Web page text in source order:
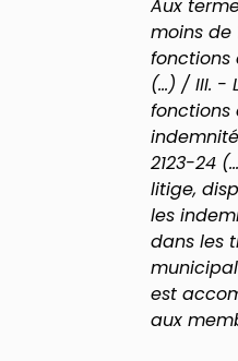
Aux
moins de
fonctions
(...) / III. -
fonctions
2123-24
litige,
les
dans les
est
aux